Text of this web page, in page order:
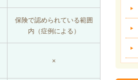
保険で認められている範囲
内（症例による）
×